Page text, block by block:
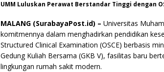
UMM Luluskan Perawat Berstandar Tinggi dengan
MALANG (SurabayaPost.id) – Universitas
komitmennya dalam menghadirkan pendidikan
Structured Clinical Examination (OSCE) berbasis
Gedung Kuliah Bersama (GKB V), fasilitas baru
lingkungan rumah sakit modern.